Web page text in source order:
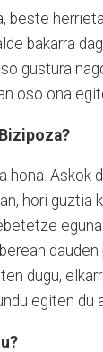
beste
bakarra
gustura
oso ona
hona. Askok
hori guztia
dugu,
egiten